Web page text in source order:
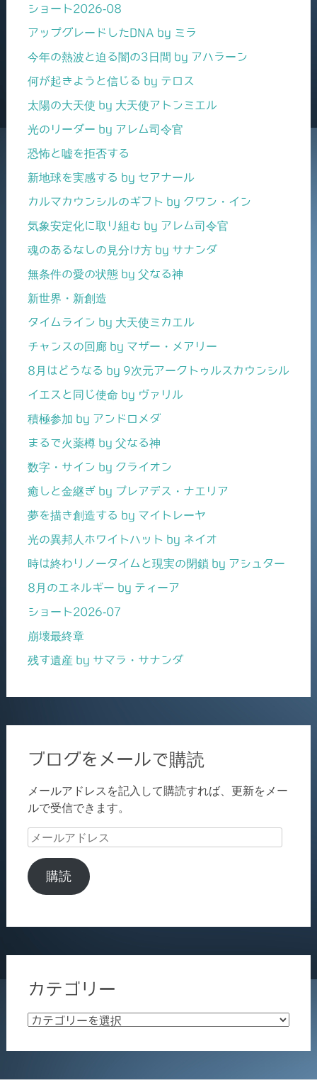
ショート2026-08
アップグレードしたDNA by ミラ
今年の熱波と迫る闇の3日間 by アハラーン
何が起きようと信じる by テロス
太陽の大天使 by 大天使アトンミエル
光のリーダー by アレム司令官
恐怖と嘘を拒否する
新地球を実感する by セアナール
カルマカウンシルのギフト by クワン・イン
気象安定化に取り組む by アレム司令官
魂のあるなしの見分け方 by サナンダ
無条件の愛の状態 by 父なる神
新世界・新創造
タイムライン by 大天使ミカエル
チャンスの回廊 by マザー・メアリー
8月はどうなる by 9次元アークトゥルスカウンシル
イエスと同じ使命 by ヴァリル
積極参加 by アンドロメダ
まるで火薬樽 by 父なる神
数字・サイン by クライオン
癒しと金継ぎ by プレアデス・ナエリア
夢を描き創造する by マイトレーヤ
光の異邦人ホワイトハット by ネイオ
時は終わりノータイムと現実の閉鎖 by アシュター
8月のエネルギー by ティーア
ショート2026-07
崩壊最終章
残す遺産 by サマラ・サナンダ
ブログをメールで購読
メールアドレスを記入して購読すれば、更新をメー
ルで受信できます。
メ
ル
ア
購読
カテゴリー
カ
ゴ